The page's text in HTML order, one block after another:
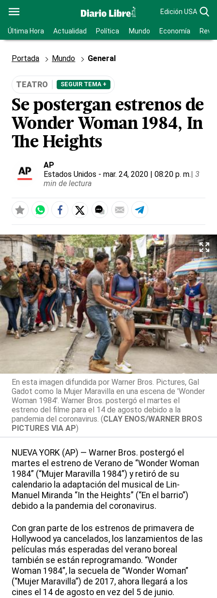
Edición USA
Última Hora Actualidad Política Mundo Economía
Portada Mundo General
TEATRO SEGUIR TEMA +
Se postergan estrenos de
Wonder Woman 1984, In
The Heights
AP
Estados Unidos - mar. 24, 2020 | 08:20 p. m.| 3
min de lectura
En esta imagen difundida por Warner Bros. Pictures, Gal
Gadot como la Mujer Maravilla en una escena de 'Wonder
Woman 1984'. Warner Bros. postergó el martes el
estreno del filme para el 14 de agosto debido a la
pandemia del coronavirus. (CLAY ENOS/WARNER BROS
PICTURES VIA AP)
NUEVA YORK (AP) — Warner Bros. postergó el
martes el estreno de Verano de “Wonder Woman
1984” (“Mujer Maravilla 1984”) y retiró de su
calendario la adaptación del musical de Lin-
Manuel Miranda “In the Heights” (“En el barrio”)
debido a la pandemia del coronavirus.
Con gran parte de los estrenos de primavera de
Hollywood ya cancelados, los lanzamientos de las
películas más esperadas del verano boreal
también se están reprogramando. “Wonder
Woman 1984”, la secuela de “Wonder Woman”
(“Mujer Maravilla”) de 2017, ahora llegará a los
cines el 14 de agosto en vez del 5 de junio.